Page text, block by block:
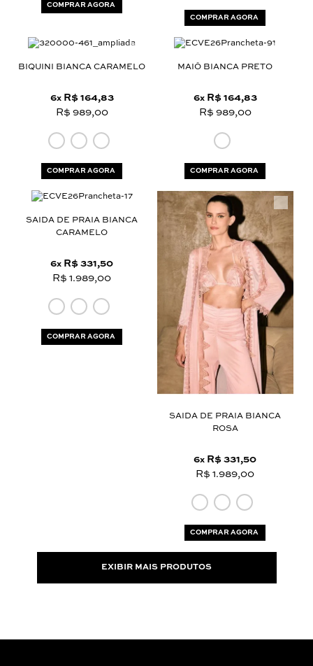
COMPRAR AGORA
COMPRAR AGORA
BIQUINI BIANCA CARAMELO
6x R$ 164,83
R$ 989,00
COMPRAR AGORA
MAIÔ BIANCA PRETO
6x R$ 164,83
R$ 989,00
COMPRAR AGORA
SAIDA DE PRAIA BIANCA
CARAMELO
6x R$ 331,50
R$ 1.989,00
COMPRAR AGORA
SAIDA DE PRAIA BIANCA
ROSA
6x R$ 331,50
R$ 1.989,00
COMPRAR AGORA
EXIBIR MAIS PRODUTOS